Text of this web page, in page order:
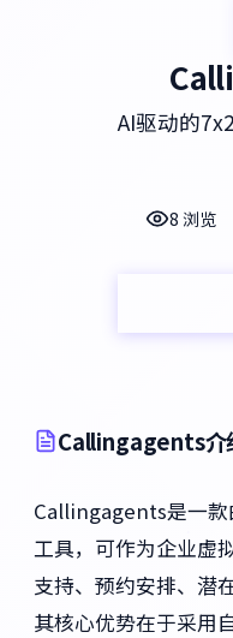
AI驱动的
8 浏览
Callingagents介
Callingagents是一款
工具，可作为企业虚
支持、预约安排、潜
其核心优势在于采用